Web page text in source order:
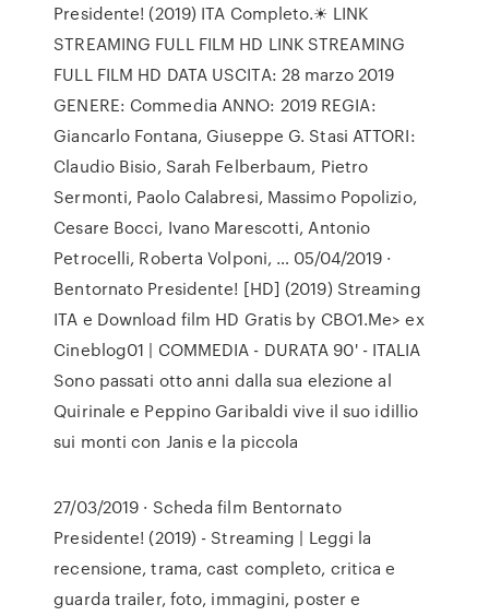
Presidente! (2019) ITA Completo.☀ LINK
STREAMING FULL FILM HD LINK STREAMING
FULL FILM HD DATA USCITA: 28 marzo 2019
GENERE: Commedia ANNO: 2019 REGIA:
Giancarlo Fontana, Giuseppe G. Stasi ATTORI:
Claudio Bisio, Sarah Felberbaum, Pietro
Sermonti, Paolo Calabresi, Massimo Popolizio,
Cesare Bocci, Ivano Marescotti, Antonio
Petrocelli, Roberta Volponi, … 05/04/2019 ·
Bentornato Presidente! [HD] (2019) Streaming
ITA e Download film HD Gratis by CBO1.Me> ex
Cineblog01 | COMMEDIA - DURATA 90' - ITALIA
Sono passati otto anni dalla sua elezione al
Quirinale e Peppino Garibaldi vive il suo idillio
sui monti con Janis e la piccola
27/03/2019 · Scheda film Bentornato
Presidente! (2019) - Streaming | Leggi la
recensione, trama, cast completo, critica e
guarda trailer, foto, immagini, poster e